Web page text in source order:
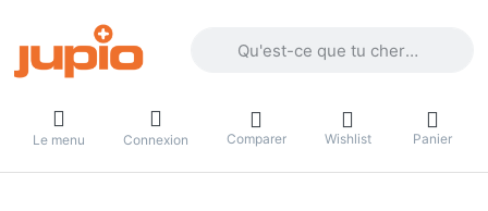
Le menu Connexion Comparer Wishlist Panier